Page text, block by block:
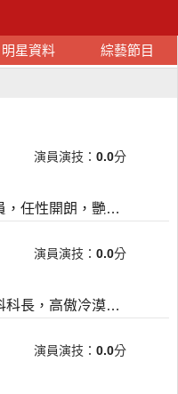
明星資料 綜藝節目
演員演技： 0.0分
偽總隊機要室譯電員，任性開朗，艷麗性感。初看來儼然是個放縱享樂，玩世不恭的富家千金，實則卻是赤誠執著，富有冒險精神的理想主義者。善於交際，舞技出眾，打得一手好橋牌，對藝術有極高的鑑賞力，是偽總隊里傾倒眾人的交際家。
演員演技： 0.0分
偽總隊機要處譯電科科長，高傲冷漠，卓爾不群，容貌姣好，卻不苟言笑，智商超群，卻離群居所。哈佛大學數學系的高材生，具有天才般的心算和邏輯推理能力。
演員演技： 0.0分